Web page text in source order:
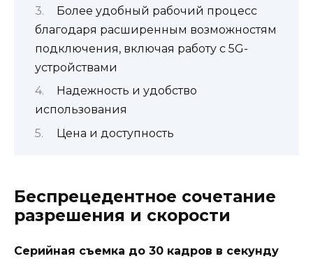
Более удобный рабочий процесс
благодаря расширенным возможностям
подключения, включая работу с 5G-
устройствами
Надежность и удобство
использования
Цена и доступность
Беспрецедентное сочетание
разрешения и скорости
Серийная съемка до 30 кадров в секунду